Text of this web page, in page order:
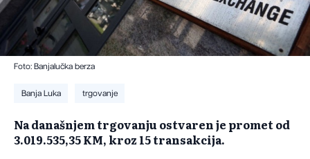
Foto: Banjalučka berza
Banja Luka trgovanje
Na današnjem trgovanju ostvaren je promet od
3.019.535,35 KM, kroz 15 transakcija.